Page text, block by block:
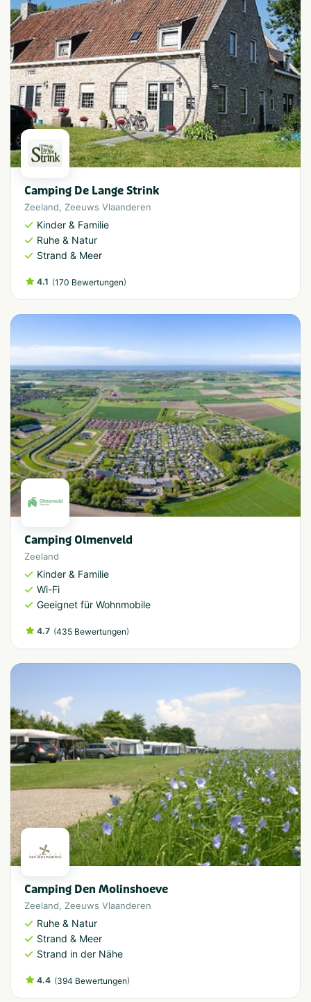
Camping De Lange Strink
Zeeland, Zeeuws Vlaanderen
Kinder & Familie
Ruhe & Natur
Strand & Meer
4.1 (170 Bewertungen)
Camping Olmenveld
Zeeland
Kinder & Familie
Wi-Fi
Geeignet für Wohnmobile
4.7 (435 Bewertungen)
Camping Den Molinshoeve
Zeeland, Zeeuws Vlaanderen
Ruhe & Natur
Strand & Meer
Strand in der Nähe
4.4 (394 Bewertungen)